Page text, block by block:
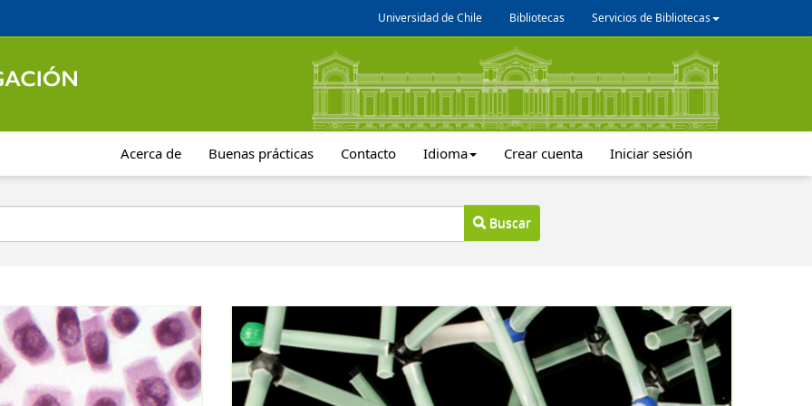
Universidad de Chile Bibliotecas Servicios de Bibliotecas
Acerca de Buenas prácticas Contacto Idioma Crear cuenta Iniciar sesión
Buscar